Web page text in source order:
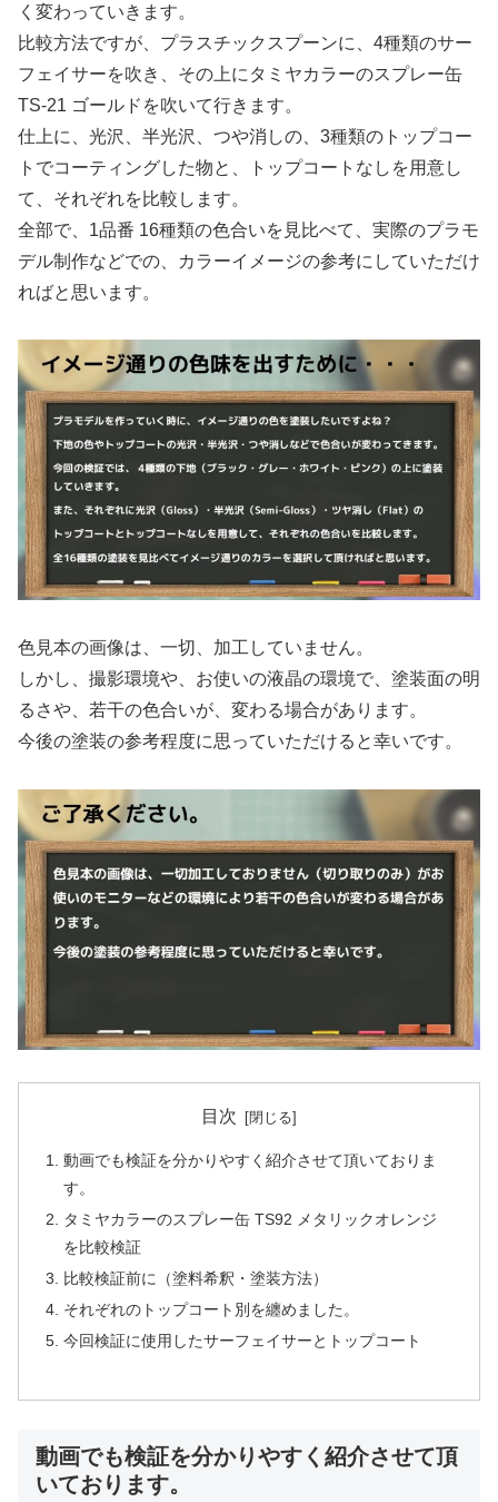
く変わっていきます。
比較方法ですが、プラスチックスプーンに、4種類のサー
フェイサーを吹き、その上にタミヤカラーのスプレー缶
TS-21 ゴールドを吹いて行きます。
仕上に、光沢、半光沢、つや消しの、3種類のトップコー
トでコーティングした物と、トップコートなしを用意し
て、それぞれを比較します。
全部で、1品番 16種類の色合いを見比べて、実際のプラモ
デル制作などでの、カラーイメージの参考にしていただけ
ればと思います。
色見本の画像は、一切、加工していません。
しかし、撮影環境や、お使いの液晶の環境で、塗装面の明
るさや、若干の色合いが、変わる場合があります。
今後の塗装の参考程度に思っていただけると幸いです。
目次
動画でも検証を分かりやすく紹介させて頂いておりま
す。
タミヤカラーのスプレー缶 TS92 メタリックオレンジ
を比較検証
比較検証前に（塗料希釈・塗装方法）
それぞれのトップコート別を纏めました。
今回検証に使用したサーフェイサーとトップコート
動画でも検証を分かりやすく紹介させて頂
いております。